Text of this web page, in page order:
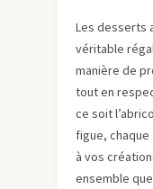
Les desserts
véritable
manière de
tout en
ce soit
figue,
à vos
ensemble